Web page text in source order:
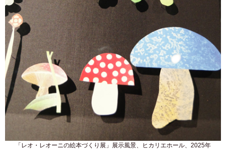
「レオ・レオーニの絵本づくり展」展示風景、ヒカリエホール、2025年